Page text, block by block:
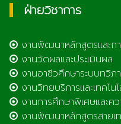
ฝ่ายวิชาการ
งานพัฒนาหลักสูตรและก
งานวัดผลและประเมินผล
งานอาชีวศึกษาระบบทวิภ
งานวิทยบริการและเทคโน
งานการศึกษาพิเศษและค
งานพัฒนาหลักสูตรสายเ